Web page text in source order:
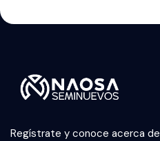
Regístrate y conoce acerca